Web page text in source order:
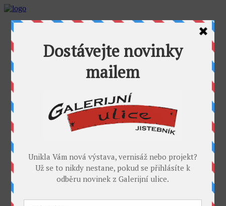
AKTUALITY
GALERIE U FOŤÁKA
Takoví jsme byli
I. sympozium výtvarníků v GU
II. sympozium výtvarníků
Galerijní rybník
V. sympozium výtvarníků v Jistebníku
DESET
KONTAKT